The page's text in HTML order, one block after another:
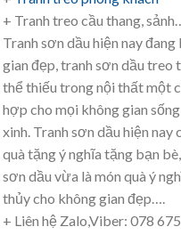
+ Tranh treo cầu thang,
Tranh sơn dầu hiện nay
gian đẹp, tranh sơn dầu
thể thiếu trong nội thất một
hợp cho mọi không gian
xinh. Tranh sơn dầu hiện
quà tặng ý nghĩa tặng bạn
sơn dầu vừa là món quà ý
thủy cho không gian đẹp….
+ Liên hệ Zalo,Viber: 078